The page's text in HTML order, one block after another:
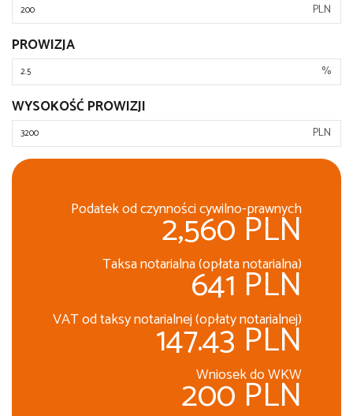
PLN
PROWIZJA
%
WYSOKOŚĆ PROWIZJI
PLN
Podatek od czynności cywilno-prawnych
2,560 PLN
Taksa notarialna (opłata notarialna)
641 PLN
VAT od taksy notarialnej (opłaty notarialnej)
147.43 PLN
Wniosek do WKW
200 PLN